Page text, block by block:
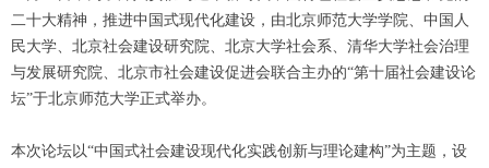
二十大精神，推进中国式现代化建设，由北京师范大学学院、中国人
民大学、北京社会建设研究院、北京大学社会系、清华大学社会治理
与发展研究院、北京市社会建设促进会联合主办的“第十届社会建设论
坛”于北京师范大学正式举办。
本次论坛以“中国式社会建设现代化实践创新与理论建构”为主题，设